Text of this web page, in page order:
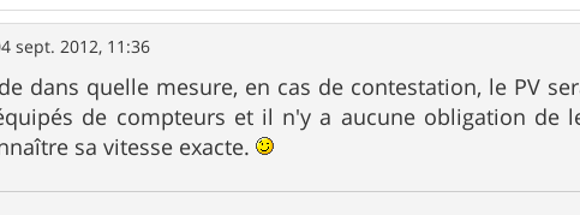
sept. 2012, 11:36
dans quelle mesure, en cas de contestation, le PV
de compteurs et il n'y a aucune obligation de
sa vitesse exacte.